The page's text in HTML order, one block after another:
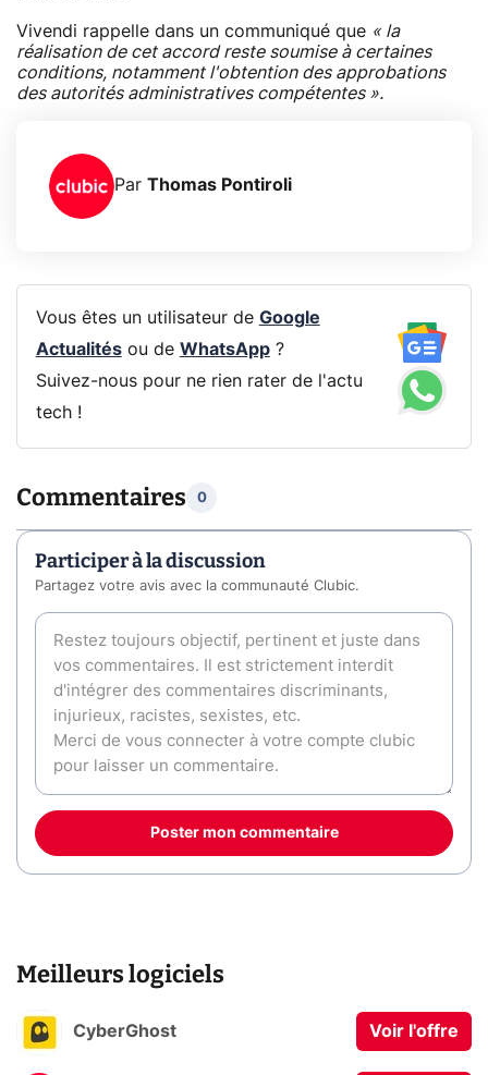
Vivendi rappelle dans un communiqué que « la
réalisation de cet accord reste soumise à certaines
conditions, notamment l'obtention des approbations
des autorités administratives compétentes ».
Par Thomas Pontiroli
Vous êtes un utilisateur de Google
Actualitésou de WhatsApp?
Suivez-nous pour ne rien rater de l'actu
tech !
Commentaires 0
Participer à la discussion
Partagez votre avis avec la communauté Clubic.
Poster mon commentaire
Meilleurs logiciels
CyberGhost Voir l'offre